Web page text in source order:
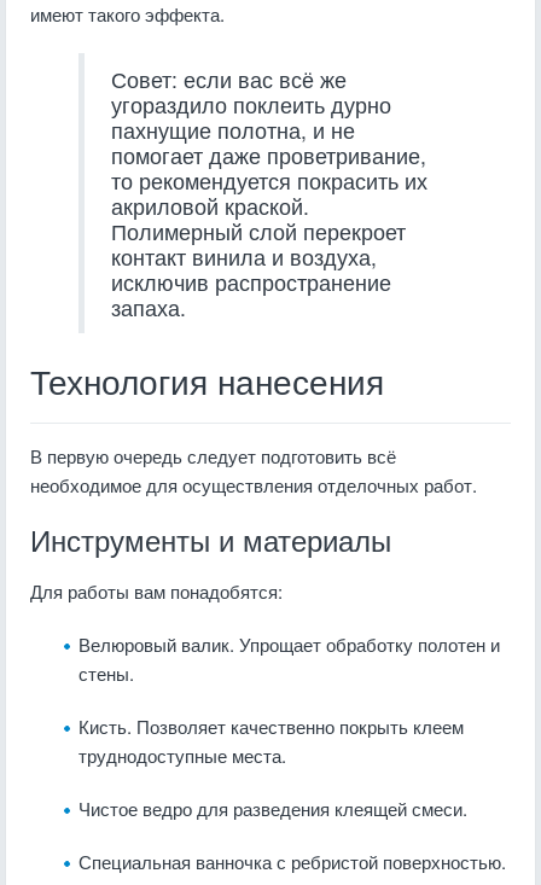
имеют такого эффекта.
Совет: если вас всё же
угораздило поклеить дурно
пахнущие полотна, и не
помогает даже проветривание,
то рекомендуется покрасить их
акриловой краской.
Полимерный слой перекроет
контакт винила и воздуха,
исключив распространение
запаха.
Технология нанесения
В первую очередь следует подготовить всё
необходимое для осуществления отделочных работ.
Инструменты и материалы
Для работы вам понадобятся:
Велюровый валик. Упрощает обработку полотен и
стены.
Кисть. Позволяет качественно покрыть клеем
труднодоступные места.
Чистое ведро для разведения клеящей смеси.
Специальная ванночка с ребристой поверхностью.